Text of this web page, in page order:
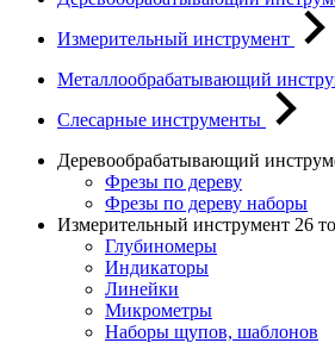
Измерительный инструмент
Металлообрабатывающий
Слесарные инструменты
Деревообрабатывающий
Фрезы по дереву
Фрезы по дереву наборы
Измерительный инструмент 26
Глубиномеры
Индикаторы
Линейки
Микрометры
Наборы щупов, шаблонов